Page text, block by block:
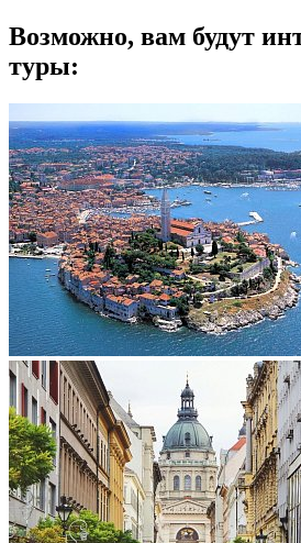
Возможно, вам будут
туры: